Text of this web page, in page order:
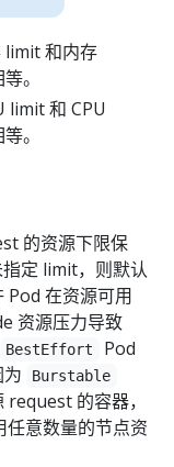
limit 和内存
。
limit 和 CPU
。
的资源下限保
定 limit，则默认
Pod 在资源可用
资源压力导致
BestEffort
Pod
Burstable
的容器，
任意数量的节点资